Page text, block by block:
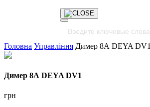
Головна Управління Димер 8А DEYA DV1
Димер 8А DEYA DV1
грн